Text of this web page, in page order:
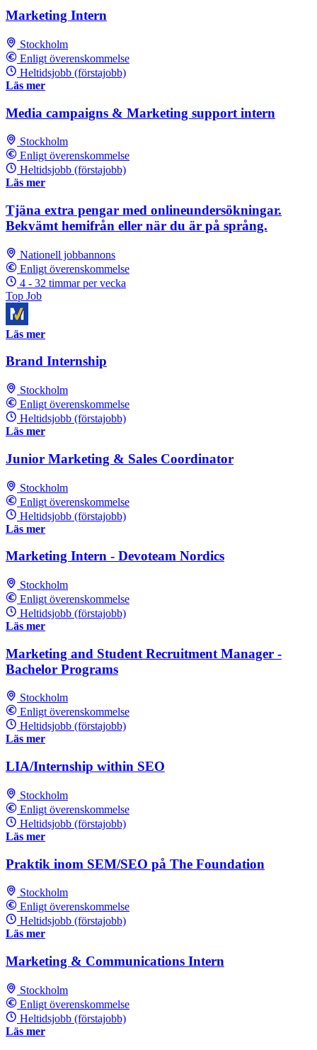
Marketing Intern
Stockholm
Enligt överenskommelse
Heltidsjobb (förstajobb)
Läs mer
Media campaigns & Marketing support intern
Stockholm
Enligt överenskommelse
Heltidsjobb (förstajobb)
Läs mer
Tjäna extra pengar med onlineundersökningar.
Bekvämt hemifrån eller när du är på språng.
Nationell jobbannons
Enligt överenskommelse
4 - 32 timmar per vecka
Top Job
Läs mer
Brand Internship
Stockholm
Enligt överenskommelse
Heltidsjobb (förstajobb)
Läs mer
Junior Marketing & Sales Coordinator
Stockholm
Enligt överenskommelse
Heltidsjobb (förstajobb)
Läs mer
Marketing Intern - Devoteam Nordics
Stockholm
Enligt överenskommelse
Heltidsjobb (förstajobb)
Läs mer
Marketing and Student Recruitment Manager -
Bachelor Programs
Stockholm
Enligt överenskommelse
Heltidsjobb (förstajobb)
Läs mer
LIA/Internship within SEO
Stockholm
Enligt överenskommelse
Heltidsjobb (förstajobb)
Läs mer
Praktik inom SEM/SEO på The Foundation
Stockholm
Enligt överenskommelse
Heltidsjobb (förstajobb)
Läs mer
Marketing & Communications Intern
Stockholm
Enligt överenskommelse
Heltidsjobb (förstajobb)
Läs mer